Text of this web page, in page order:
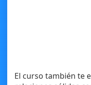
El curso también te